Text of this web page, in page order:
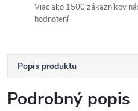
Viac ako 1500 zákazníkov
hodnotení
Popis produktu
Podrobný popis